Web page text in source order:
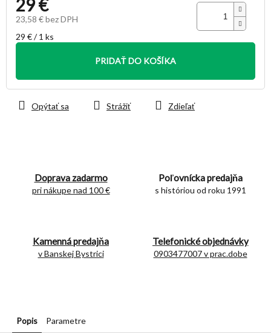
29 €
23,58 € bez DPH
Jednotková
cena:
29 € / 1 ks
PRIDAŤ DO KOŠÍKA
Doprava zadarmo
pri nákupe nad 100 €
Poľovnícka predajňa
s históriou od roku 1991
Kamenná predajňa
v Banskej Bystrici
Telefonické objednávky
0903477007 v prac.dobe
Opýtať sa Strážiť Zdieľať
Popis Parametre